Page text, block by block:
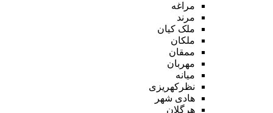
مراغه
مرند
ملک کیان
ملکان
ممقان
مهربان
میانه
نظرکهریزی
هادی شهر
هرگلان